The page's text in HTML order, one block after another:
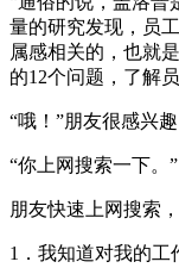
量的研究发现，员
属感相关的，也就
的12个问题，了解
“哦！”朋友很感兴
“你上网搜索一下。”
朋友快速上网搜索
1．我知道对我的工